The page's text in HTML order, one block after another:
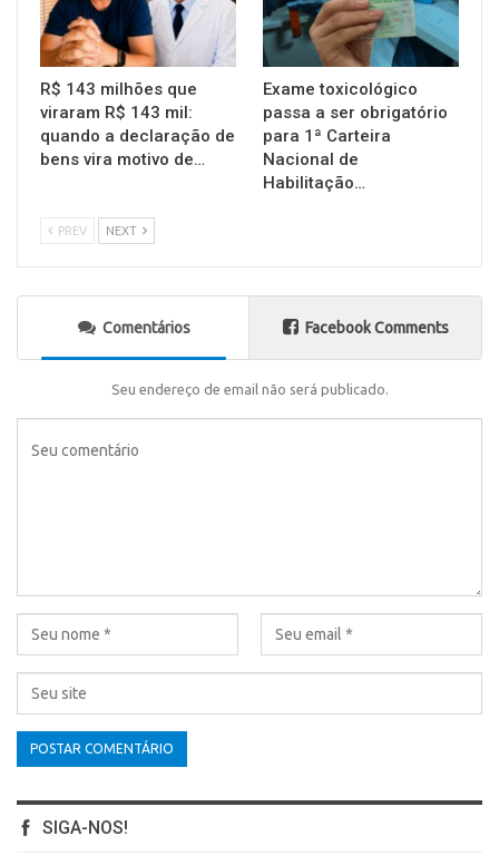
R$ 143 milhões que
viraram R$ 143 mil:
quando a declaração de
bens vira motivo de…
Exame toxicológico
passa a ser obrigatório
para 1ª Carteira
Nacional de
Habilitação…
PREV NEXT
Comentários Facebook Comments
Seu endereço de email não será publicado.
SIGA-NOS!